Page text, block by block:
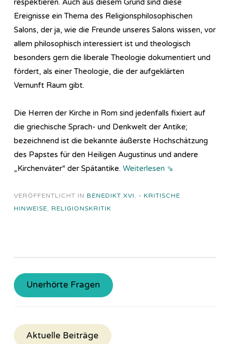
respektieren. Auch aus diesem Grund sind diese
Ereignisse ein Thema des Re­li­gi­ons­phi­lo­so­phi­sch­en
Salons, der ja, wie die Freunde unseres Salons wissen, vor
allem philosophisch interessiert ist und theologisch
besonders gern die liberale Theologie dokumentiert und
fördert, als einer Theologie, die der aufgeklärten
Vernunft Raum gibt.
Die Herren der Kirche in Rom sind jedenfalls fixiert auf
die griechische Sprach- und Denkwelt der Antike;
bezeichnend ist die bekannte äußerste Hochschätzung
des Papstes für den Heiligen Augustinus und andere
„Kirchenväter“ der Spätantike. Weiterlesen ⇘
VERÖFFENTLICHT IN BENEDIKT XVI. - KRITISCHE
HINWEISE, RELIGIONSKRITIK
Unerhörte Fragen
Aktuelle Beiträge